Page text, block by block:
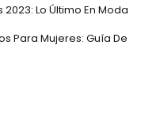
Lo Último En Moda
Para Mujeres: Guía De